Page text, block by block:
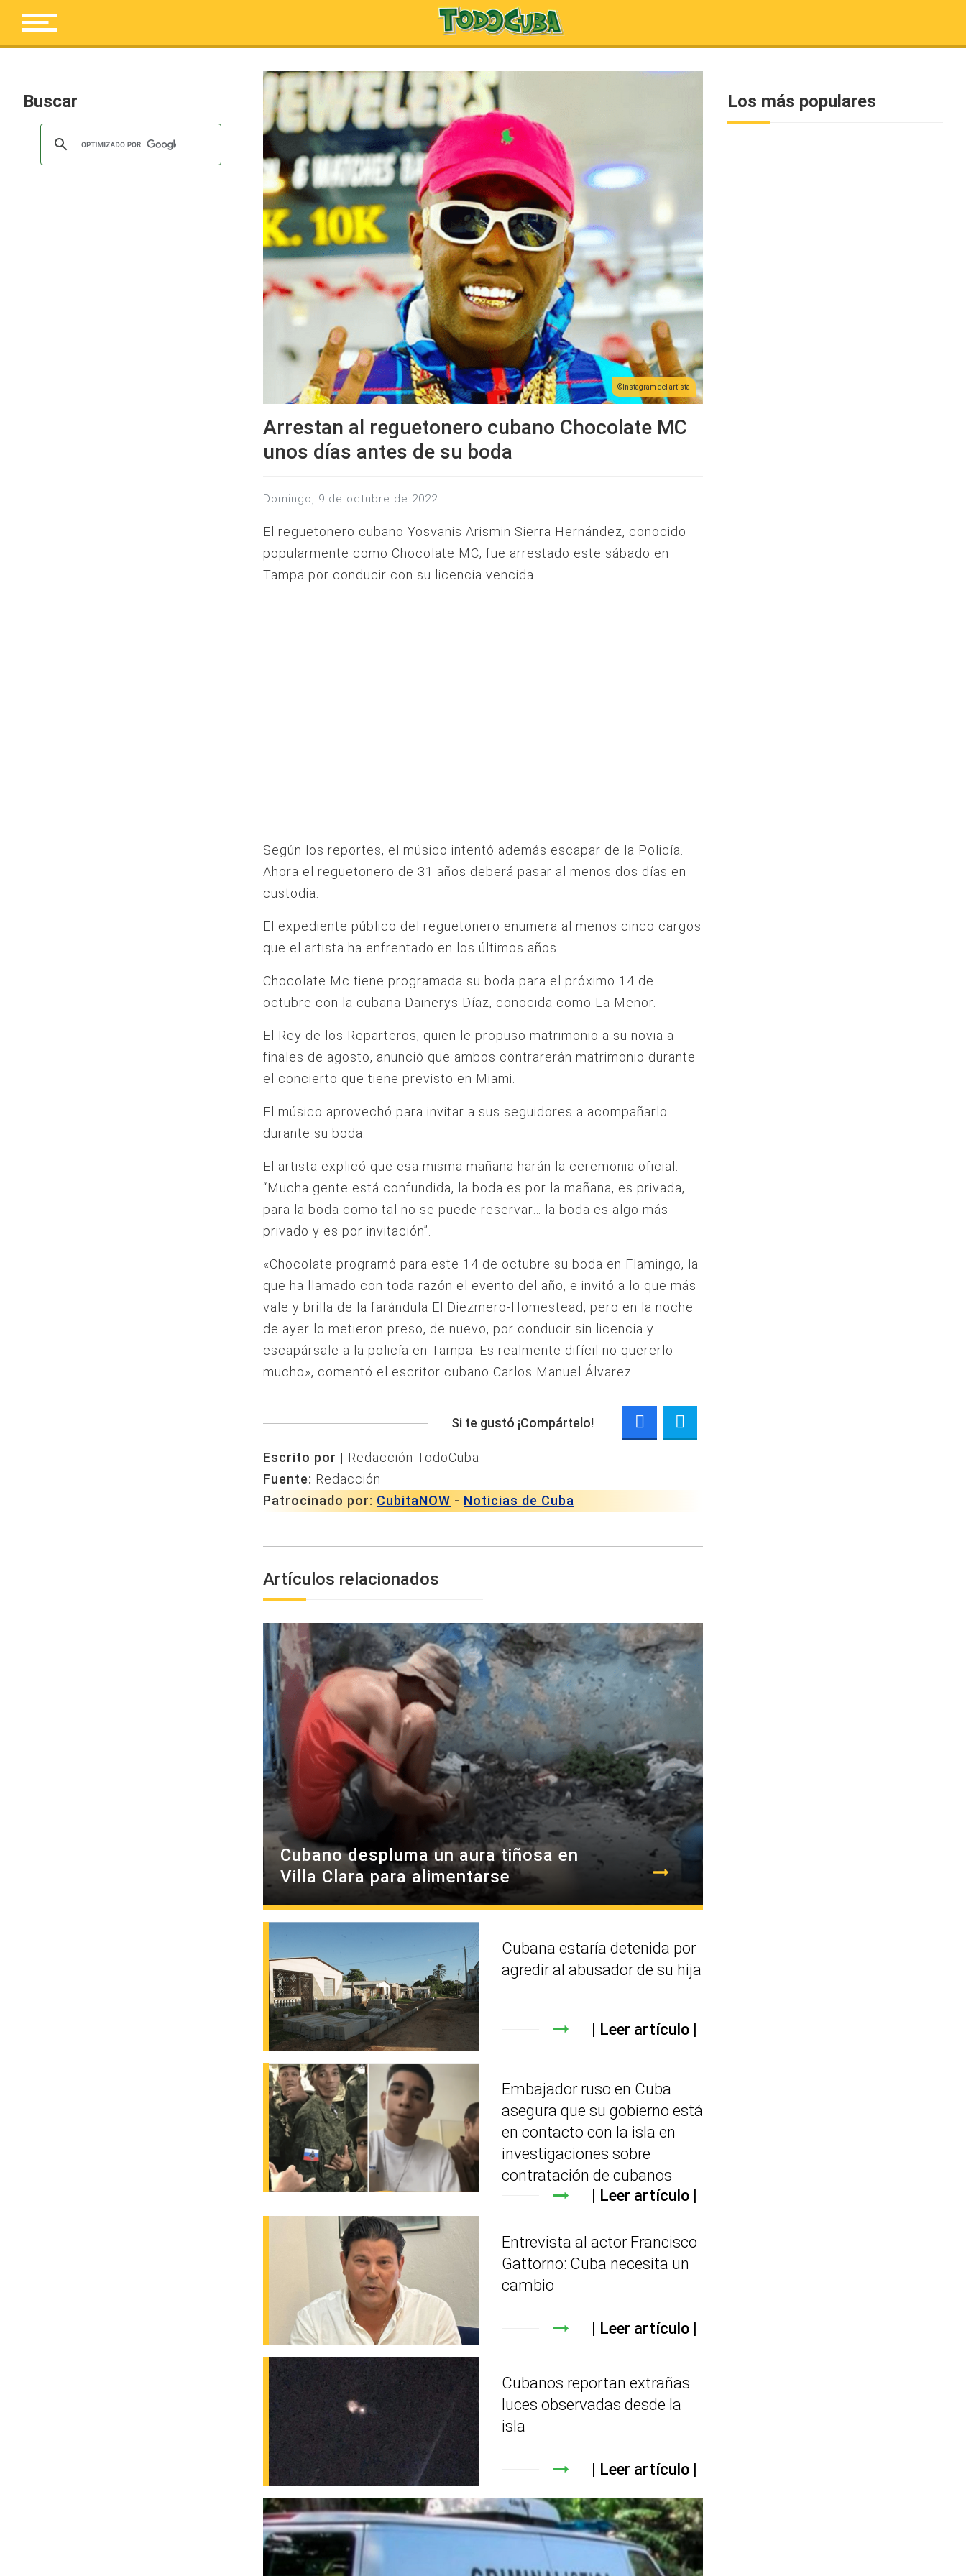
Buscar
Instagram del artista
Arrestan al reguetonero cubano Chocolate MC
unos días antes de su boda
domingo, 9 de octubre de 2022
El reguetonero cubano Yosvanis Arismin Sierra Hernández, conocido
popularmente como Chocolate MC, fue arrestado este sábado en
Tampa por conducir con su licencia vencida.
Según los reportes, el músico intentó además escapar de la Policía.
Ahora el reguetonero de 31 años deberá pasar al menos dos días en
custodia.
El expediente público del reguetonero enumera al menos cinco cargos
que el artista ha enfrentado en los últimos años.
Chocolate Mc tiene programada su boda para el próximo 14 de
octubre con la cubana Dainerys Díaz, conocida como La Menor.
El Rey de los Reparteros, quien le propuso matrimonio a su novia a
finales de agosto, anunció que ambos contrarerán matrimonio durante
el concierto que tiene previsto en Miami.
El músico aprovechó para invitar a sus seguidores a acompañarlo
durante su boda.
El artista explicó que esa misma mañana harán la ceremonia oficial.
“Mucha gente está confundida, la boda es por la mañana, es privada,
para la boda como tal no se puede reservar… la boda es algo más
privado y es por invitación”.
«Chocolate programó para este 14 de octubre su boda en Flamingo, la
que ha llamado con toda razón el evento del año, e invitó a lo que más
vale y brilla de la farándula El Diezmero-Homestead, pero en la noche
de ayer lo metieron preso, de nuevo, por conducir sin licencia y
escapársale a la policía en Tampa. Es realmente difícil no quererlo
mucho», comentó el escritor cubano Carlos Manuel Álvarez.
Si te gustó ¡Compártelo!
Escrito por | Redacción TodoCuba
Fuente: Redacción
Patrocinado por: CubitaNOW - Noticias de Cuba
Artículos relacionados
Cubano despluma un aura tiñosa en
Villa Clara para alimentarse
Cubana estaría detenida por
agredir al abusador de su hija
Leer artículo
Embajador ruso en Cuba
asegura que su gobierno está
en contacto con la isla en
investigaciones sobre
contratación de cubanos
Leer artículo
Entrevista al actor Francisco
Gattorno: Cuba necesita un
cambio
Leer artículo
Cubanos reportan extrañas
luces observadas desde la
isla
Leer artículo
Los más populares